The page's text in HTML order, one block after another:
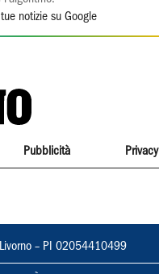
notizie su Google
Pubblicità Privacy
Livorno – PI 02054410499